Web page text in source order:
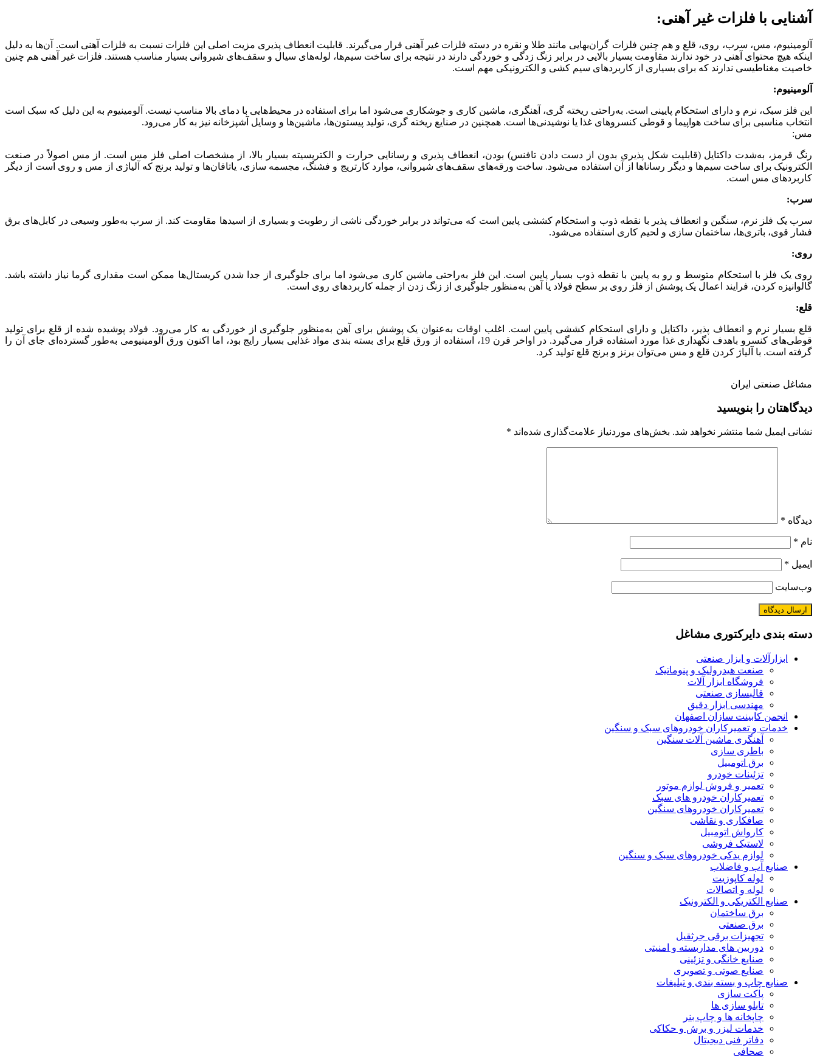
آشنایی با فلزات غیر آهنی:
آلومینیوم، مس، سرب، روی، قلع و هم چنین فلزات گران‌بهایی مانند طلا و نقره در دسته فلزات غیر آهنی قرار می‌گیرند. قابلیت انعطاف پذیری مزیت اصلی این فلزات نسبت به فلزات آهنی است. آن‌ها به دلیل
اینکه هیچ محتوای آهنی در خود ندارند مقاومت بسیار بالایی در برابر زنگ زدگی و خوردگی دارند در نتیجه برای ساخت سیم‌ها، لوله‌های سیال و سقف‌های شیروانی بسیار مناسب هستند. فلزات غیر آهنی هم چنین
خاصیت مغناطیسی ندارند که برای بسیاری از کاربردهای سیم کشی و الکترونیکی مهم است.
آلومینیوم:
این فلز سبک، نرم و دارای استحکام پایینی است. به‌راحتی ریخته گری، آهنگری، ماشین کاری و جوشکاری می‌شود اما برای استفاده در محیط‌هایی با دمای بالا مناسب نیست. آلومینیوم به این دلیل که سبک است
انتخاب مناسبی برای ساخت هواپیما و قوطی کنسروهای غذا یا نوشیدنی‌ها است. همچنین در صنایع ریخته گری، تولید پیستون‌ها، ماشین‌ها و وسایل آشپزخانه نیز به کار می‌رود.
مس:
رنگ قرمز، به‌شدت داکتایل (قابلیت شکل پذیری بدون از دست دادن تافنس) بودن، انعطاف پذیری و رسانایی حرارت و الکتریسیته بسیار بالا، از مشخصات اصلی فلز مس است. از مس اصولاً در صنعت
الکترونیک برای ساخت سیم‌ها و دیگر رساناها از آن استفاده می‌شود. ساخت ورقه‌های سقف‌های شیروانی، موارد کارتریج و فشنگ، مجسمه سازی، یاتاقان‌ها و تولید برنج که آلیاژی از مس و روی است از دیگر
کاربردهای مس است.
سرب:
سرب یک فلز نرم، سنگین و انعطاف پذیر با نقطه ذوب و استحکام کششی پایین است که می‌تواند در برابر خوردگی ناشی از رطوبت و بسیاری از اسیدها مقاومت کند. از سرب به‌طور وسیعی در کابل‌های برق
فشار قوی، باتری‌ها، ساختمان سازی و لحیم کاری استفاده می‌شود.
روی:
روی یک فلز با استحکام متوسط و رو به پایین با نقطه ذوب بسیار پایین است. این فلز به‌راحتی ماشین کاری می‌شود اما برای جلوگیری از جدا شدن کریستال‌ها ممکن است مقداری گرما نیاز داشته باشد.
گالوانیزه کردن، فرایند اعمال یک پوشش از فلز روی بر سطح فولاد یا آهن به‌منظور جلوگیری از زنگ زدن از جمله کاربردهای روی است.
قلع:
قلع بسیار نرم و انعطاف پذیر، داکتایل و دارای استحکام کششی پایین است. اغلب اوقات به‌عنوان یک پوشش برای آهن به‌منظور جلوگیری از خوردگی به کار می‌رود. فولاد پوشیده شده از قلع برای تولید
قوطی‌های کنسرو باهدف نگهداری غذا مورد استفاده قرار می‌گیرد. در اواخر قرن 19، استفاده از ورق قلع برای بسته بندی مواد غذایی بسیار رایج بود، اما اکنون ورق آلومینیومی به‌طور گسترده‌ای جای آن را
گرفته است. با آلیاژ کردن قلع و مس می‌توان برنز و برنج قلع تولید کرد.
مشاغل صنعتی ایران
دیدگاهتان را بنویسید
نشانی ایمیل شما منتشر نخواهد شد. بخش‌های موردنیاز علامت‌گذاری شده‌اند *
دیدگاه *
نام *
ایمیل *
وب‌سایت
دسته بندی دایرکتوری مشاغل
ابزارآلات و ابزار صنعتی
صنعت هیدرولیک و پنوماتیک
فروشگاه ابزار آلات
قالبسازی صنعتی
مهندسی ابزار دقیق
انجمن کابینت سازان اصفهان
خدمات و تعمیرکاران خودروهای سبک و سنگین
آهنگری ماشین آلات سنگین
باطری سازی
برق اتومبیل
تزئینات خودرو
تعمیر و فروش لوازم موتور
تعمیرکاران خودرو های سبک
تعمیرکاران خودروهای سنگین
صافکاری و نقاشی
کارواش اتومبیل
لاستیک فروشی
لوازم یدکی خودروهای سبک و سنگین
صنایع آب و فاضلاب
لوله کاپوزیت
لوله و اتصالات
صنایع الکتریکی و الکترونیک
برق ساختمان
برق صنعتی
تجهیزات برقی جرثقیل
دوربین های مداربسته و امنیتی
صنایع خانگی و تزئینی
صنایع صوتی و تصویری
صنایع چاپ و بسته بندی و تبلیغات
پاکت سازی
تابلو سازی ها
چاپخانه ها و چاپ بنر
خدمات لیزر و برش و حکاکی
دفاتر فنی دیجیتال
صحافی